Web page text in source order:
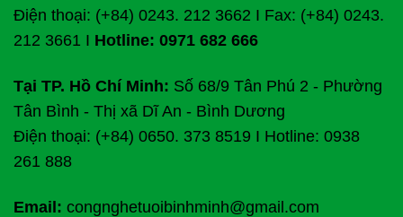
Điện thoại: (+84) 0243. 212 3662 I Fax: (+84) 0243.
212 3661 I Hotline: 0971 682 666
Tại TP. Hồ Chí Minh: Số 68/9 Tân Phú 2 - Phường
Tân Bình - Thị xã Dĩ An - Bình Dương
Điện thoại: (+84) 0650. 373 8519 I Hotline: 0938
261 888
Email: congnghetuoibinhminh@gmail.com